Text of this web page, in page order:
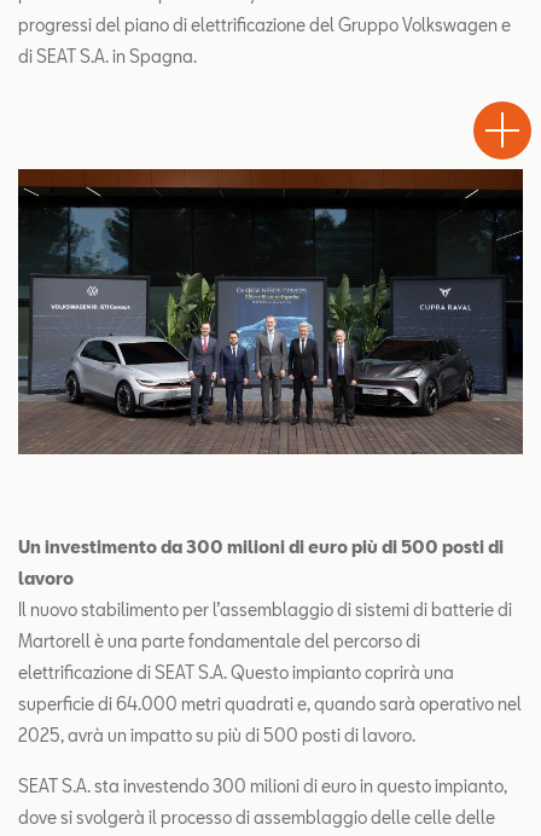
progressi del piano di elettrificazione del Gruppo Volkswagen e
di SEAT S.A. in Spagna.
Un investimento da 300 milioni di euro più di 500 posti di
lavoro
Il nuovo stabilimento per l’assemblaggio di sistemi di batterie di
Martorell è una parte fondamentale del percorso di
elettrificazione di SEAT S.A. Questo impianto coprirà una
superficie di 64.000 metri quadrati e, quando sarà operativo nel
2025, avrà un impatto su più di 500 posti di lavoro.
SEAT S.A. sta investendo 300 milioni di euro in questo impianto,
dove si svolgerà il processo di assemblaggio delle celle delle
Drive
Chiama